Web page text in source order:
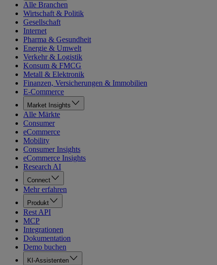
Alle Branchen
Wirtschaft & Politik
Gesellschaft
Internet
Pharma & Gesundheit
Energie & Umwelt
Verkehr & Logistik
Konsum & FMCG
Metall & Elektronik
Finanzen, Versicherungen & Immobilien
E-Commerce
Market Insights
Alle Märkte
Consumer
eCommerce
Mobility
Consumer Insights
eCommerce Insights
Research AI
Connect
Mehr erfahren
Produkt
Rest API
MCP
Integrationen
Dokumentation
Demo buchen
KI-Assistenten